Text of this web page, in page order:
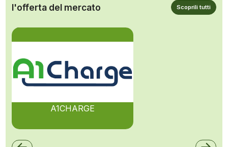
l'offerta del mercato Scoprili tutti
A1CHARGE